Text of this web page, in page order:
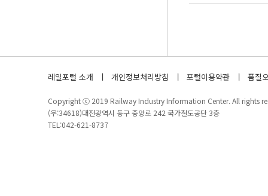
레일포털 소개 개인정보처리방침 포털이용약관 품질
Copyright ⓒ 2019 Railway Industry Information Center. All rights
(우:34618)대전광역시 동구 중앙로 242 국가철도공단 3층
TEL:042-621-8737